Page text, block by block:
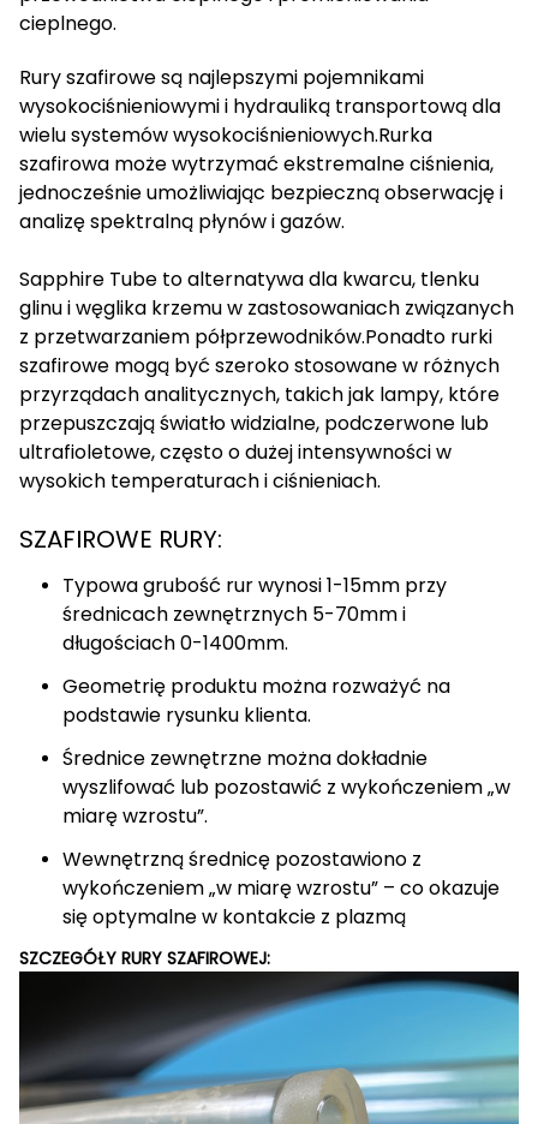
cieplnego.
Rury szafirowe są najlepszymi pojemnikami
wysokociśnieniowymi i hydrauliką transportową dla
wielu systemów wysokociśnieniowych.Rurka
szafirowa może wytrzymać ekstremalne ciśnienia,
jednocześnie umożliwiając bezpieczną obserwację i
analizę spektralną płynów i gazów.
Sapphire Tube to alternatywa dla kwarcu, tlenku
glinu i węglika krzemu w zastosowaniach związanych
z przetwarzaniem półprzewodników.Ponadto rurki
szafirowe mogą być szeroko stosowane w różnych
przyrządach analitycznych, takich jak lampy, które
przepuszczają światło widzialne, podczerwone lub
ultrafioletowe, często o dużej intensywności w
wysokich temperaturach i ciśnieniach.
SZAFIROWE RURY:
Typowa grubość rur wynosi 1-15mm przy
średnicach zewnętrznych 5-70mm i
długościach 0-1400mm.
Geometrię produktu można rozważyć na
podstawie rysunku klienta.
Średnice zewnętrzne można dokładnie
wyszlifować lub pozostawić z wykończeniem „w
miarę wzrostu”.
Wewnętrzną średnicę pozostawiono z
wykończeniem „w miarę wzrostu” – co okazuje
się optymalne w kontakcie z plazmą
SZCZEGÓŁY RURY SZAFIROWEJ: